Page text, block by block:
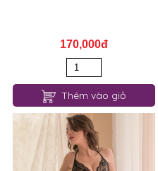
170,000đ
Thêm vào giỏ